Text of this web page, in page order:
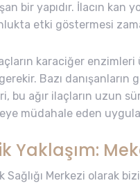
bir yapıdır. İlacın kan
etki göstermesi
karaciğer
Bazı
bu ağır ilaçların uzun
müdahale eden
Yaklaşım:
Sağlığı Merkezi olarak